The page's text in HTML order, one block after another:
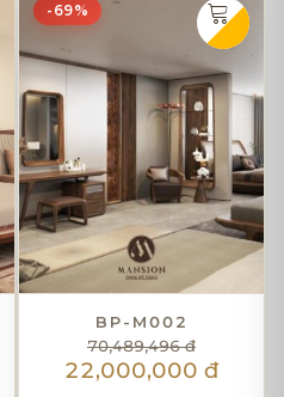
-69%
BP-M002
70,489,496 đ
22,000,000 đ